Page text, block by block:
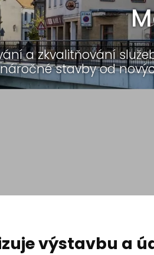
a zkvalitňování
náročné stavby od
výstavbu a